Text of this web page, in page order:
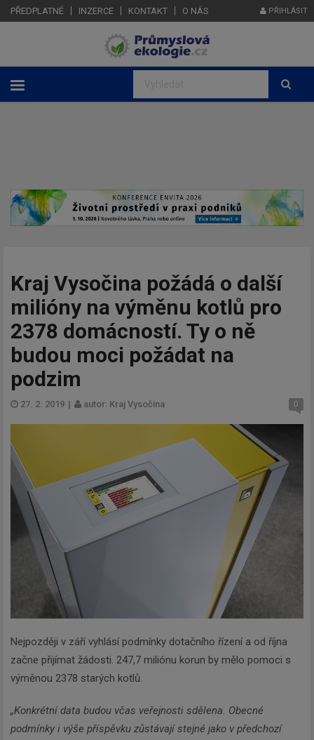
PŘEDPLATNÉ INZERCE KONTAKT O NÁS PŘIHLÁSIT
Kraj Vysočina požádá o další
milióny na výměnu kotlů pro
2378 domácností. Ty o ně
budou moci požádat na
podzim
27. 2. 2019 | autor: Kraj Vysočina 0
Nejpozději v září vyhlásí podmínky dotačního řízení a od října
začne přijímat žádosti. 247,7 miliónu korun by mělo pomoci s
výměnou 2378 starých kotlů.
„Konkrétní data budou včas veřejnosti sdělena. Obecné
podmínky i výše příspěvku zůstávají stejné jako v předchozí